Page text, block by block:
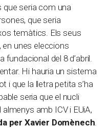
seria com una
que seria
temàtics. Els seus
en unes eleccions
del 8 d’abril.
Hi hauria un sistema
i que la lletra petita s’ha
seria que el nucli
amb ICV i EUiA,
per Xavier Domènech